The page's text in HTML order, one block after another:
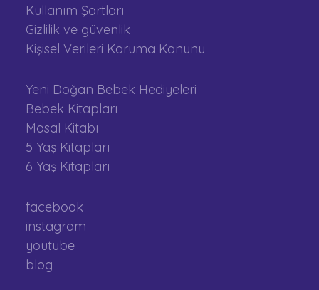
Kullanım Şartları
Gizlilik ve güvenlik
Kişisel Verileri Koruma Kanunu
Yeni Doğan Bebek Hediyeleri
Bebek Kitapları
Masal Kitabı
5 Yaş Kitapları
6 Yaş Kitapları
facebook
instagram
youtube
blog